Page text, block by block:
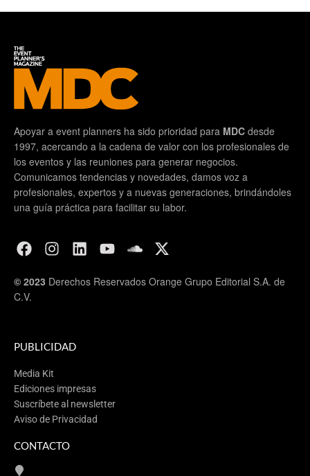
Apoyar a event planners ha sido prioridad para MDC desde
1997, acercando a la cadena de valor con los profesionales de
los eventos y las reuniones para generar negocios.
Comunicamos tendencias y novedades, damos voz a
profesionales, expertos y a nuevas generaciones, brindándoles
una guía práctica para facilitar su labor.
© 2023 Derechos Reservados Orange Grupo Editorial S.A. de
C.V.
PUBLICIDAD
Media Kit
Ediciones impresas
Suscríbete al newsletter
Aviso de Privacidad
CONTACTO